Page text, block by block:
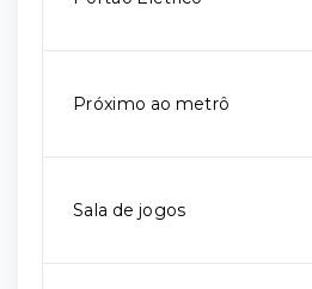
Próximo ao metrô
Sala de jogos